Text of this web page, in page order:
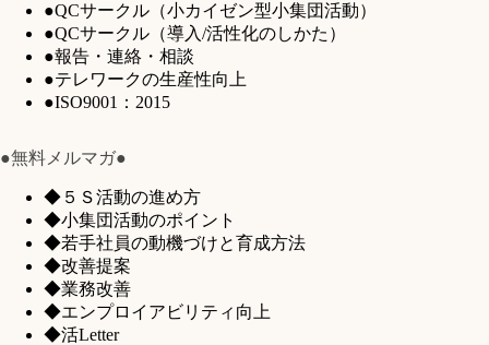
●QCサークル（小カイゼン型小集団活動）
●QCサークル（導入/活性化のしかた）
●報告・連絡・相談
●テレワークの生産性向上
●ISO9001：2015
●無料メルマガ●
◆５Ｓ活動の進め方
◆小集団活動のポイント
◆若手社員の動機づけと育成方法
◆改善提案
◆業務改善
◆エンプロイアビリティ向上
◆活Letter